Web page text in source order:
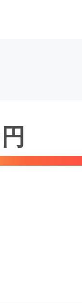
ファッション
円